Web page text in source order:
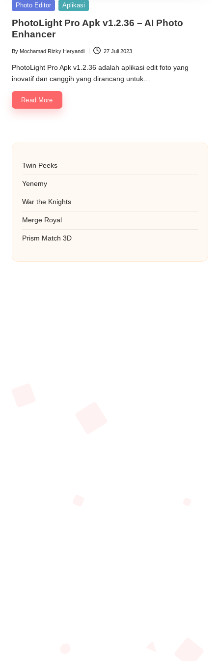
Posted
Photo Editor Aplikasi
PhotoLight Pro Apk v1.2.36 – AI Photo
Enhancer
Posted
by
By Mochamad Rizky Heryandi 27 Juli 2023
PhotoLight Pro Apk v1.2.36 adalah aplikasi edit foto yang
inovatif dan canggih yang dirancang untuk…
Read More
Twin Peeks
Yenemy
War the Knights
Merge Royal
Prism Match 3D